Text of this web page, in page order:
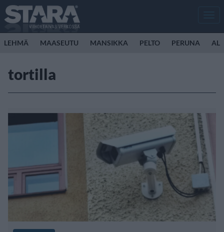
LEHMÄ MAASEUTU MANSIKKA PELTO PERUNA
tortilla